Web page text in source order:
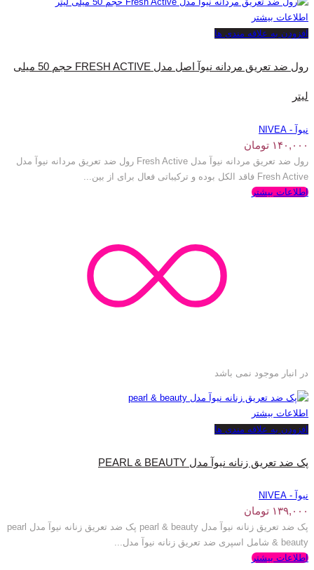
اطلاعات بیشتر
افزودن به علاقه مندی ها
رول ضد تعریق مردانه نیوآ اصل مدل FRESH ACTIVE حجم 50 میلی
لیتر
نیوآ - NIVEA
۱۴۰,۰۰۰ تومان
رول ضد تعریق مردانه نیوآ مدل Fresh Active رول ضد تعریق مردانه نیوآ مدل
Fresh Active فاقد الکل بوده و ترکیباتی فعال برای از بین...
اطلاعات بیشتر
در انبار موجود نمی باشد
اطلاعات بیشتر
افزودن به علاقه مندی ها
پک ضد تعریق زنانه نیوآ مدل PEARL & BEAUTY
نیوآ - NIVEA
۱۳۹,۰۰۰ تومان
پک ضد تعریق زنانه نیوآ مدل pearl & beauty پک ضد تعریق زنانه نیوآ مدل pearl
& beauty شامل اسپری ضد تعریق زنانه نیوآ مدل...
اطلاعات بیشتر